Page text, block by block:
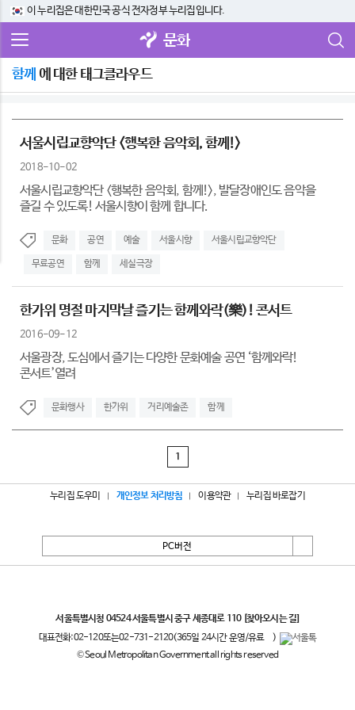
이 누리집은 대한민국 공식 전자정부 누리집입니다.
문화
함께 에 대한 태그클라우드
서울시립교향악단 <행복한 음악회, 함께!>
2018-10-02
서울시립교향악단 <행복한 음악회, 함께!>, 발달장애인도 음악을
즐길 수 있도록! 서울시향이 함께 합니다.
문화 공연 예술 서울시향 서울시립교향악단
무료공연 함께 세실극장
한가위 명절 마지막날 즐기는 함께와락(樂)! 콘서트
2016-09-12
서울광장, 도심에서 즐기는 다양한 문화예술 공연 ‘함께와락!
콘서트’열려
문화행사 한가위 거리예술존 함께
1
누리집 도우미 개인정보 처리방침 이용약관 누리집 바로잡기
PC버전
서울특별시청 04524 서울특별시 중구 세종대로 110 [찾아오시는 길]
대표전화:02-120또는02-731-2120(365일 24시간 운영/유료
)
© Seoul Metropolitan Government all rights reserved